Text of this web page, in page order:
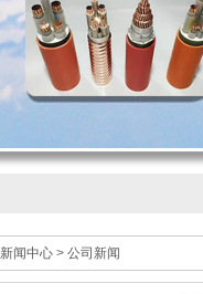
新闻中心 > 公司新闻